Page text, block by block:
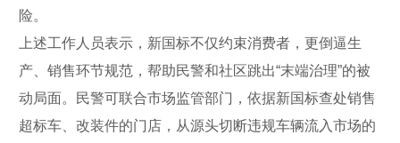
险。
上述工作人员表示，新国标不仅约束消费者，更倒逼生
产、销售环节规范，帮助民警和社区跳出“末端治理”的被
动局面。民警可联合市场监管部门，依据新国标查处销售
超标车、改装件的门店，从源头切断违规车辆流入市场的